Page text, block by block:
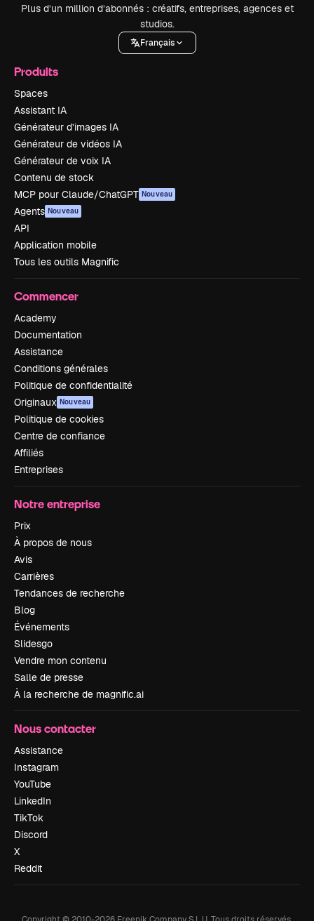
Plus d’un million d’abonnés : créatifs, entreprises, agences et
studios.
Français
Produits
Spaces
Assistant IA
Générateur d’images IA
Générateur de vidéos IA
Générateur de voix IA
Contenu de stock
MCP pour Claude/ChatGPT Nouveau
Agents Nouveau
API
Application mobile
Tous les outils Magnific
Commencer
Academy
Documentation
Assistance
Conditions générales
Politique de confidentialité
Originaux Nouveau
Politique de cookies
Centre de confiance
Affiliés
Entreprises
Notre entreprise
Prix
À propos de nous
Avis
Carrières
Tendances de recherche
Blog
Événements
Slidesgo
Vendre mon contenu
Salle de presse
À la recherche de magnific.ai
Nous contacter
Assistance
Instagram
YouTube
LinkedIn
TikTok
Discord
X
Reddit